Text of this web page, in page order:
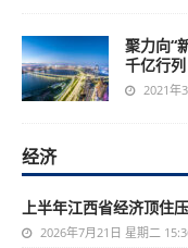
聚力向“
千亿行列
2021年
经济
上半年江西省经济顶住
2026年7月21日 星期二